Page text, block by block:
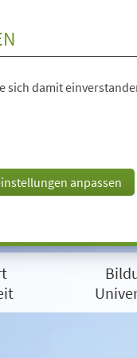
sich damit
anpassen